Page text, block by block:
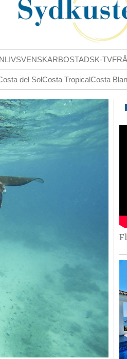
SVENSKARBOSTADSK-TV
del SolCosta TropicalCosta